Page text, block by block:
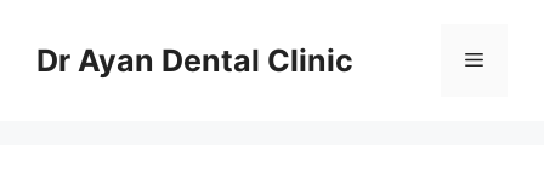
contentDr Ayan Dental Clinic Menu